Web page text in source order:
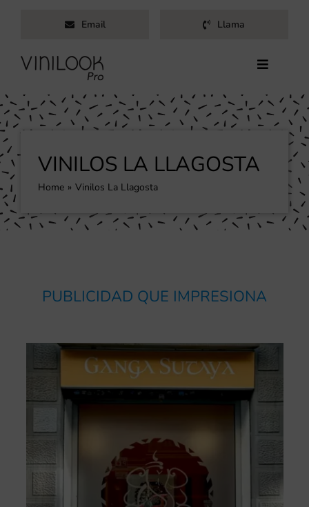
contenido
Email Llama
Toggle
Inicio
Servicios
Productos
Trabajos
Blog
VINILOS LA LLAGOSTA
Home Vinilos La Llagosta
PUBLICIDAD QUE IMPRESIONA